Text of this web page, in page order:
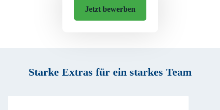
Jetzt bewerben
Starke Extras für ein starkes Team